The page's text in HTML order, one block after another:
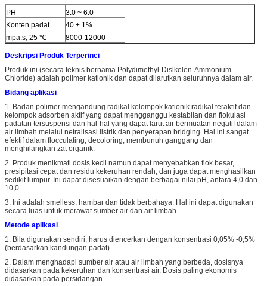
PH
3.0 ~ 6.0
Konten padat
40 ± 1%
mpa.s, 25 ℃
8000-12000
Deskripsi Produk Terperinci
Produk ini (secara teknis bernama Polydimethyl-Dislkelen-Ammonium
Chloride) adalah polimer kationik dan dapat dilarutkan seluruhnya dalam air.
Bidang aplikasi
1. Badan polimer mengandung radikal kelompok kationik radikal teraktif dan
kelompok adsorben aktif yang dapat mengganggu kestabilan dan flokulasi
padatan tersuspensi dan hal-hal yang dapat larut air bermuatan negatif dalam
air limbah melalui netralisasi listrik dan penyerapan bridging. Hal ini sangat
efektif dalam flocculating, decoloring, membunuh ganggang dan
menghilangkan zat organik.
2. Produk menikmati dosis kecil namun dapat menyebabkan flok besar,
presipitasi cepat dan residu kekeruhan rendah, dan juga dapat menghasilkan
sedikit lumpur. Ini dapat disesuaikan dengan berbagai nilai pH, antara 4,0 dan
10,0.
3. Ini adalah smelless, hambar dan tidak berbahaya. Hal ini dapat digunakan
secara luas untuk merawat sumber air dan air limbah.
Metode aplikasi
1. Bila digunakan sendiri, harus diencerkan dengan konsentrasi 0,05% -0,5%
(berdasarkan kandungan padat).
2. Dalam menghadapi sumber air atau air limbah yang berbeda, dosisnya
didasarkan pada kekeruhan dan konsentrasi air. Dosis paling ekonomis
didasarkan pada persidangan.